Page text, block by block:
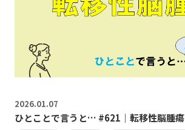
2026.01.07
ひとことで言うと… #621｜転移性脳腫瘍